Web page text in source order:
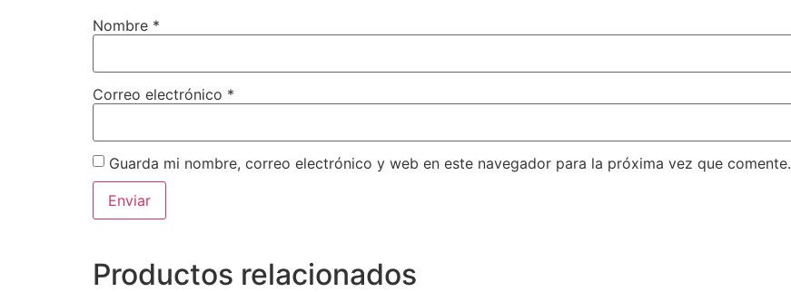
Nombre *
Correo electrónico *
Guarda mi nombre, correo electrónico y web en este navegador para la próxima vez que comente.
Productos relacionados